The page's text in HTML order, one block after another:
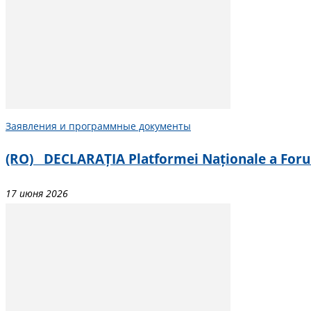
Заявления и программные документы
(RO) DECLARAȚIA Platformei Naționale a
17 июня 2026